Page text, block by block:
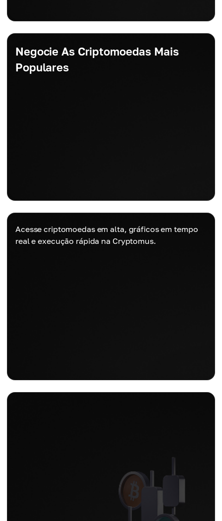
Negocie As Criptomoedas Mais
Populares
Acesse criptomoedas em alta, gráficos em tempo
real e execução rápida na Cryptomus.